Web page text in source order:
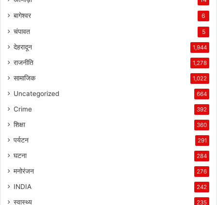
बागेश्वर 6
चंपावत 5
देहरादून 1,944
राजनीति 1,278
सामाजिक 1,022
Uncategorized 664
Crime 392
शिक्षा 360
पर्यटन 291
घटना 284
मनोरंजन 276
INDIA 242
स्वास्थ्य 235